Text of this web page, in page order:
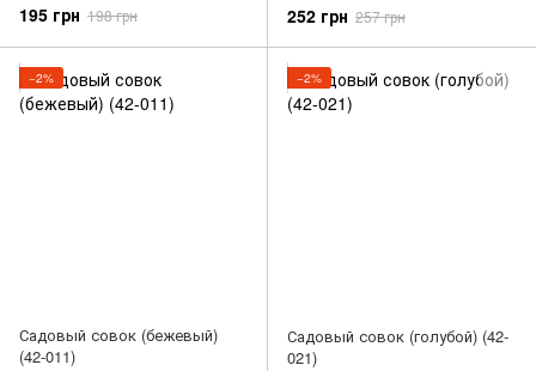
195 грн 198 грн 252 грн 257 грн
−2%
Садовый совок (бежевый)
(42-011)
−2%
Садовый совок (голубой) (42-
021)